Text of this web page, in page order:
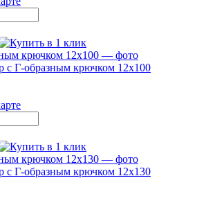
с Г-образным крючком 12х100
с Г-образным крючком 12х130